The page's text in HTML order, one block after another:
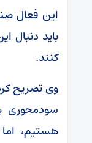
این فعال
باید دنبال
کنند.
وی تصریح
سودمحوری
هستیم،